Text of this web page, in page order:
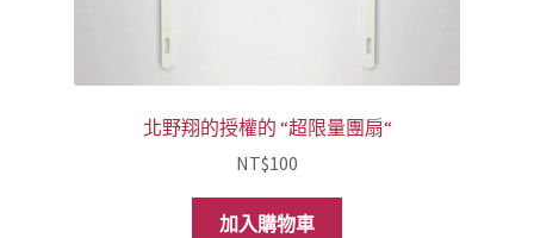
北野翔的授權的 “超限量團扇“
NT$100
加入購物車